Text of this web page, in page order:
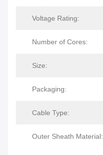
Voltage Rating:
Number of Cores:
Size:
Packaging:
Cable Type:
Outer Sheath Material: